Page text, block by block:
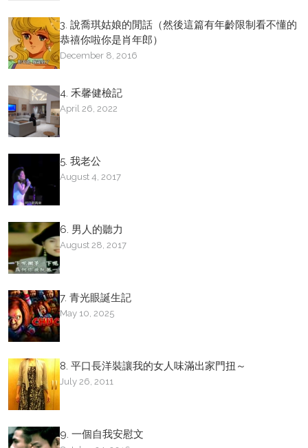
3. 說喬琪姑娘的閒話（然後這篇有年齡限制看不懂的
恭禧你啦你是肖年郎）
December 8, 2016
4. 禾馨健檢記
April 26, 2022
5. 我老公
August 4, 2017
6. 男人的聽力
August 28, 2017
7. 青光眼誕生記
May 10, 2025
8. 平口長洋裝讓我的女人味滿出家門扭～
July 26, 2011
9. 一個自我安慰文